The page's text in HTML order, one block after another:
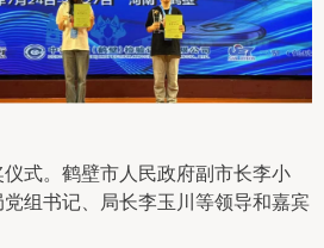
式。鹤壁市人民政府副市长李小
组书记、局长李玉川等领导和嘉宾